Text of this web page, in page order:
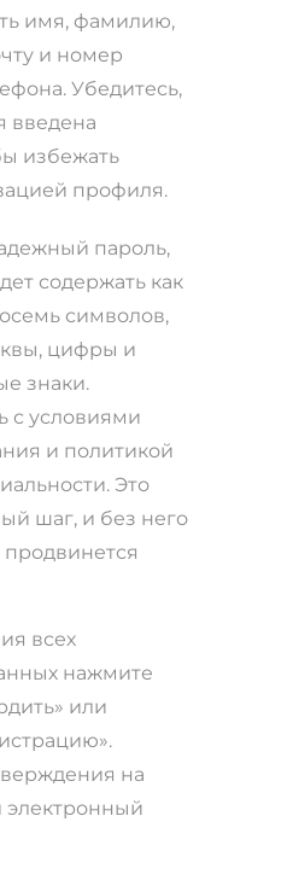
имя, фамилию,
и номер
Убедитесь,
введена
избежать
профиля.
пароль,
содержать как
символов,
цифры и
знаки.
с условиями
и политикой
Это
шаг, и без него
всех
нажмите
или
на
электронный